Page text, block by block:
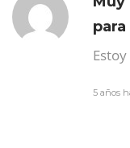
5 años